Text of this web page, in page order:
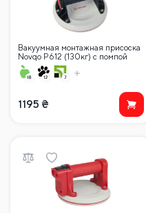
Вакуумная монтажная присоска
Novqo P612 (130кг) с помпой
1195 ₴